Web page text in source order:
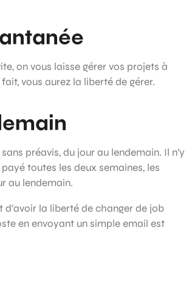
on vous laisse gérer vos projets à
vous aurez la liberté de gérer.
préavis, du jour au lendemain. Il n’y
toutes les deux semaines, les
au lendemain.
d’avoir la liberté de changer de job
en envoyant un simple email est